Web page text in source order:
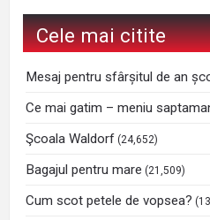
Cele mai citite
Mesaj pentru sfârșitul de an
Ce mai gatim – meniu
Şcoala Waldorf (24,652)
Bagajul pentru mare (21,509)
Cum scot petele de vopsea?